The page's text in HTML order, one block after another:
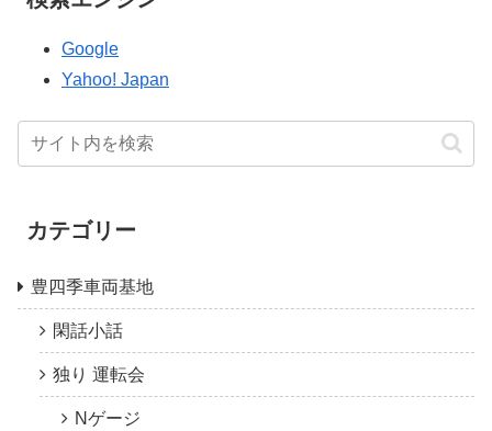
Google
Yahoo! Japan
カテゴリー
豊四季車両基地
閑話小話
独り 運転会
Nゲージ